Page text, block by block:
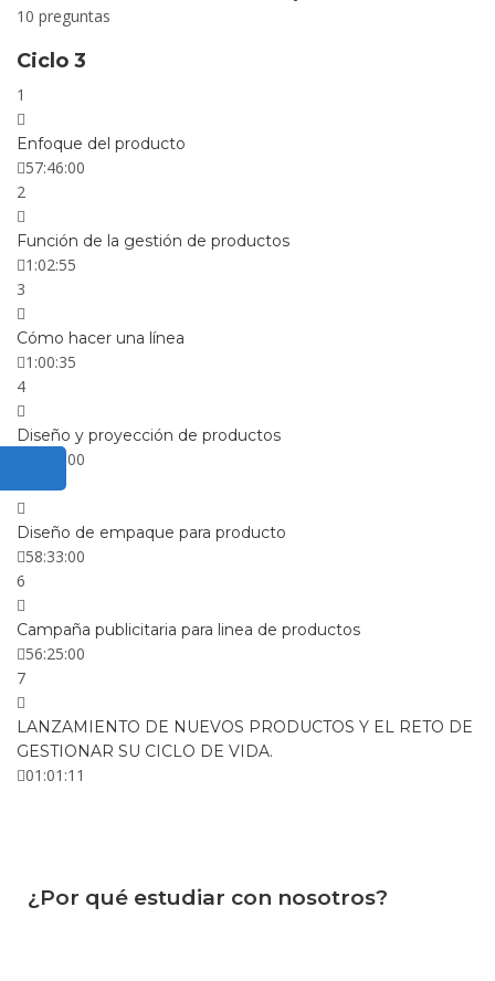
10 preguntas
Ciclo 3
1
Enfoque del producto
57:46:00
2
Función de la gestión de productos
1:02:55
3
Cómo hacer una línea
1:00:35
4
Diseño y proyección de productos
59:53:00
Diseño de empaque para producto
58:33:00
6
Campaña publicitaria para linea de productos
56:25:00
7
LANZAMIENTO DE NUEVOS PRODUCTOS Y EL RETO DE
GESTIONAR SU CICLO DE VIDA.
01:01:11
¿Por qué estudiar con nosotros?